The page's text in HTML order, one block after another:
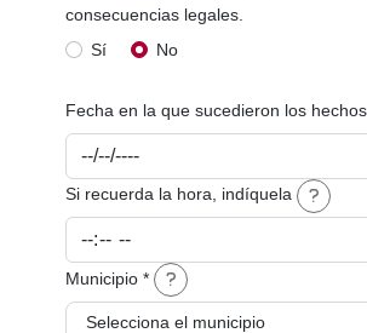
consecuencias legales.
Sí
No
Fecha en la que sucedieron los
Si recuerda la hora, indíquela
Municipio *
Selecciona el municipio